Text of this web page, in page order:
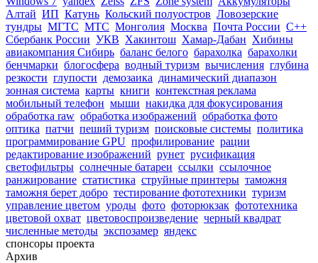
Алтай ИП Катунь Кольский полуостров Ловозерские
тундры МГТС МТС Монголия Москва Почта России С++
Сбербанк России УКВ Хакинтош Хамар-Дабан Хибины
авиакомпания Сибирь баланс белого барахолка барахолки
бенчмарки блогосфера водный туризм вычисления глубина
резкости глупости демозаика динамический диапазон
зонная система карты книги контекстная реклама
мобильный телефон мыши накидка для фокусирования
обработка raw обработка изображений обработка фото
оптика патчи пеший туризм поисковые системы политика
программирование GPU профилирование рации
редактирование изображений рунет русификация
светофильтры солнечные батареи ссылки ссылочное
ранжирование статистика струйные принтеры таможня
таможня берет добро тестирование фототехники туризм
управление цветом уроды фото фоторюкзак фототехника
цветовой охват цветовоспроизведение черный квадрат
численные методы экспозамер яндекс
спонсоры проекта
Архив